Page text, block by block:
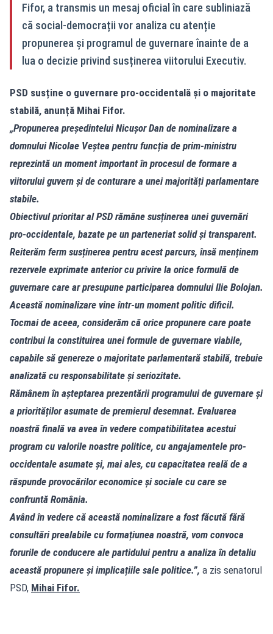
Fifor, a transmis un mesaj oficial în care subliniază
că social-democrații vor analiza cu atenție
propunerea și programul de guvernare înainte de a
lua o decizie privind susținerea viitorului Executiv.
PSD susține o guvernare pro-occidentală și o majoritate
stabilă, anunță Mihai Fifor.
„Propunerea președintelui Nicușor Dan de nominalizare a
domnului Nicolae Veștea pentru funcția de prim-ministru
reprezintă un moment important în procesul de formare a
viitorului guvern și de conturare a unei majorități parlamentare
stabile.
Obiectivul prioritar al PSD rămâne susținerea unei guvernări
pro-occidentale, bazate pe un parteneriat solid și transparent.
Reiterăm ferm susținerea pentru acest parcurs, însă menținem
rezervele exprimate anterior cu privire la orice formulă de
guvernare care ar presupune participarea domnului Ilie Bolojan.
Această nominalizare vine într-un moment politic dificil.
Tocmai de aceea, considerăm că orice propunere care poate
contribui la constituirea unei formule de guvernare viabile,
capabile să genereze o majoritate parlamentară stabilă, trebuie
analizată cu responsabilitate și seriozitate.
Rămânem în așteptarea prezentării programului de guvernare și
a priorităților asumate de premierul desemnat. Evaluarea
noastră finală va avea în vedere compatibilitatea acestui
program cu valorile noastre politice, cu angajamentele pro-
occidentale asumate și, mai ales, cu capacitatea reală de a
răspunde provocărilor economice și sociale cu care se
confruntă România.
Având în vedere că această nominalizare a fost făcută fără
consultări prealabile cu formațiunea noastră, vom convoca
forurile de conducere ale partidului pentru a analiza în detaliu
această propunere și implicațiile sale politice.”, a zis senatorul
PSD, Mihai Fifor.